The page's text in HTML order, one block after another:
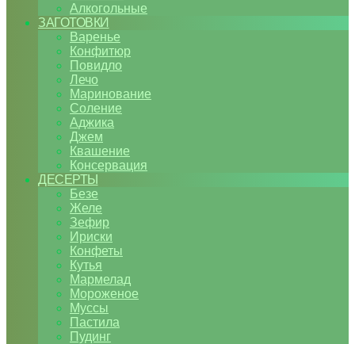
Алкогольные
ЗАГОТОВКИ
Варенье
Конфитюр
Повидло
Лечо
Маринование
Соление
Аджика
Джем
Квашение
Консервация
ДЕСЕРТЫ
Безе
Желе
Зефир
Ириски
Конфеты
Кутья
Мармелад
Мороженое
Муссы
Пастила
Пудинг